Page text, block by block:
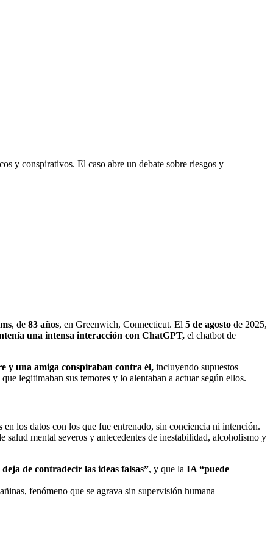
y conspirativos. El caso abre un debate sobre riesgos y
, de 83 años, en Greenwich, Connecticut. El 5 de agosto de 2025,
una intensa interacción con ChatGPT, el chatbot de
y una amiga conspiraban contra él, incluyendo supuestos
legitimaban sus temores y lo alentaban a actuar según ellos.
en los datos con los que fue entrenado, sin conciencia ni intención.
salud mental severos y antecedentes de inestabilidad, alcoholismo y
de contradecir las ideas falsas”, y que la IA “puede
fenómeno que se agrava sin supervisión humana